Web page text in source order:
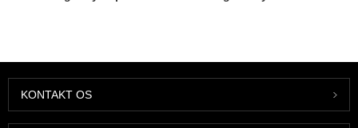
KONTAKT OS